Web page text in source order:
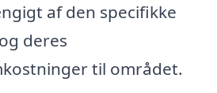
af den specifikke
deres
til området.